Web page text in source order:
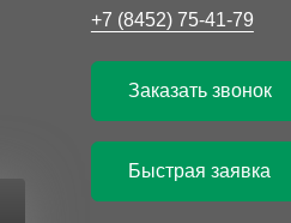
+7 (8452) 75-41-79
Заказать звонок
Быстрая заявка